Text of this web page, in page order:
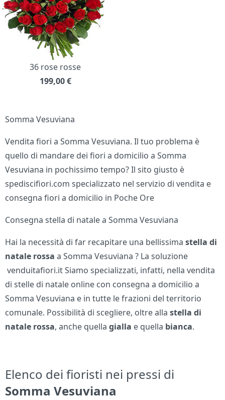
36 rose rosse
199,00 €
Somma Vesuviana
Vendita fiori a Somma Vesuviana. Il tuo problema è
quello di mandare dei fiori a domicilio a Somma
Vesuviana in pochissimo tempo? Il sito giusto è
spediscifiori.com specializzato nel servizio di vendita e
consegna fiori a domicilio in Poche Ore
Consegna stella di natale a Somma Vesuviana
Hai la necessità di far recapitare una bellissimastella di
natale rossa a Somma Vesuviana ? La soluzione
venduitafiori.it Siamo specializzati, infatti, nella vendita
di stelle di natale online con consegna a domicilio a
Somma Vesuviana e in tutte le frazioni del territorio
comunale. Possibilità di scegliere, oltre allastella di
natale rossa, anche quellagialla e quella bianca.
Elenco dei fioristi nei pressi di
Somma Vesuviana